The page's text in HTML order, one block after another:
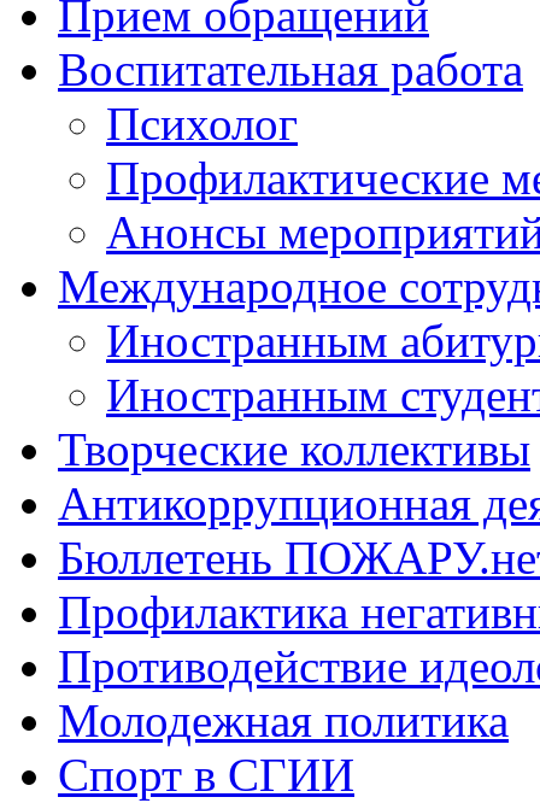
Прием обращений
Воспитательная работа
Психолог
Профилактические
Анонсы
Международное
Иностранным
Иностранным
Творческие коллективы
Антикоррупционная
Бюллетень
Профилактика
Противодействие
Молодежная политика
Спорт в СГИИ